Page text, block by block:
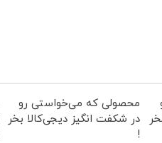
محصولی که می‌خواستی رو
در شکفت انگیز دیجی‌کالا بخر
!